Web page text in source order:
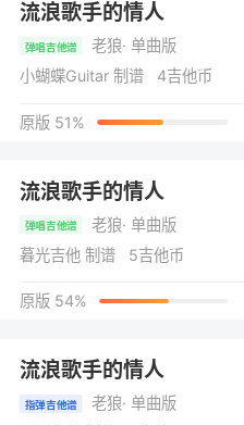
流浪歌手的情人
弹唱吉他谱 老狼· 单曲版
小蝴蝶Guitar 制谱 4吉他币
原版 51%
流浪歌手的情人
弹唱吉他谱 老狼· 单曲版
暮光吉他 制谱 5吉他币
原版 54%
流浪歌手的情人
指弹吉他谱 老狼· 单曲版